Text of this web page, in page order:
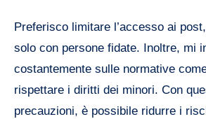
Preferisco limitare l’accesso ai
solo con persone fidate. Inoltre, mi
costantemente sulle normative
rispettare i diritti dei minori. Con
precauzioni, è possibile ridurre i